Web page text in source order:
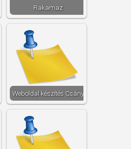
Rakamaz
Weboldal készítés​ Csány